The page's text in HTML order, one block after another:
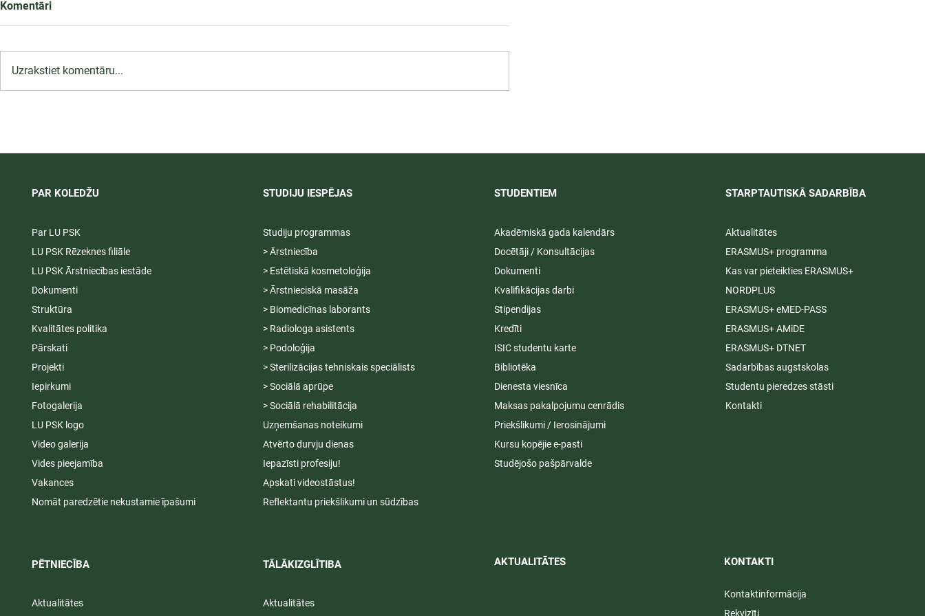
Komentāri
Uzrakstiet komentāru...
PAR KOLEDŽU
Par LU PSK
LU PSK Rēzeknes filiāle
LU PSK Ārstniecības iestāde
Dokumenti
Struktūra
Kvalitātes politika
Pārskati
Projekti
Iepirkumi
Fotogalerija
LU PSK logo
Video galerija
Vides pieejamība
Vakances
Nomāt paredzētie nekustamie īpašumi
PĒTNIECĪBA
Aktualitātes
STUDIJU IESPĒJAS
Studiju programmas
> Ārstniecība
> Estētiskā kosmetoloģija
> Ārstnieciskā masāža
> Biomedicīnas laborants
> Radiologa asistents
> Podoloģija
> Sterilizācijas tehniskais speciālists
> Sociālā aprūpe
> Sociālā rehabilitācija
Uzņemšanas noteikumi
Atvērto durvju dienas
Iepazīsti profesiju!
Apskati videostāstus!
Reflektantu priekšlikumi un sūdzības
TĀLĀKIZGLĪTIBA
Aktualitātes
STUDENTIEM​
Akadēmiskā gada kalendārs
Docētāji / Konsultācijas
Dokumenti
Kvalifikācijas darbi
Stipendijas
Kredīti
ISIC studentu karte
Bibliotēka
Dienesta viesnīca
Maksas pakalpojumu cenrādis
Priekšlikumi / Ierosinājumi
Kursu kopējie e-pasti
Studējošo pašpārvalde
AKTUALITĀTES​​
STARPTAUTISKĀ SADARBĪBA​
Aktualitātes
ERASMUS+ programma
Kas var pieteikties ERASMUS+
NORDPLUS
ERASMUS+ eMED-PASS
ERASMUS+ AMiDE
ERASMUS+ DTNET
Sadarbības augstskolas
Studentu pieredzes stāsti
Kontakti
KONTAKTI​
Kontaktinformācija
Rekvizīti